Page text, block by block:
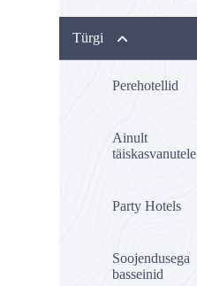
Türgi
Perehotellid
Ainult
täiskasvanutele
Party Hotels
Soojendusega
basseinid